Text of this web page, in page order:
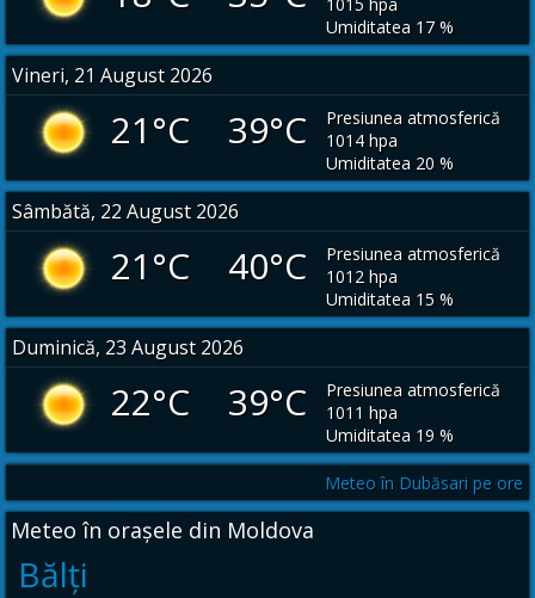
Umiditatea 17 %
Vineri, 21 August 2026
21°C 39°C
Presiunea atmosferică
1014 hpa
Umiditatea 20 %
Sâmbătă, 22 August 2026
21°C 40°C
Presiunea atmosferică
1012 hpa
Umiditatea 15 %
Duminică, 23 August 2026
22°C 39°C
Presiunea atmosferică
1011 hpa
Umiditatea 19 %
Meteo în Dubăsari pe ore
Meteo în orașele din Moldova
Bălți